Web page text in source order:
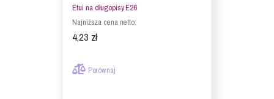
Etui na długopisy E26
Najniższa cena netto:
4,23 zł
Porównaj